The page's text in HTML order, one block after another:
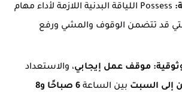
Possess اللياقة البدنية اللازمة لأداء مهام
قد تتضمن الوقوف والمشي ورفع
موقف عمل إيجابي، والاستعداد
إلى السبت بين الساعة
6 صباحًا و8